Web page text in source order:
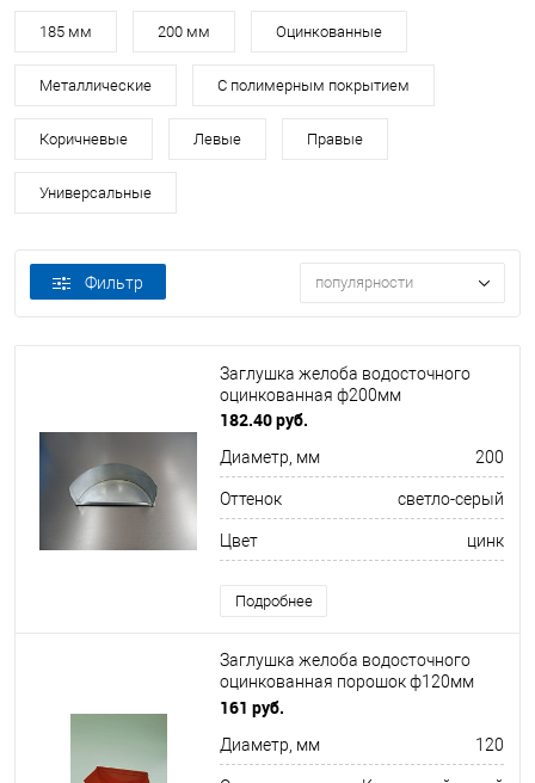
185 мм 200 мм Оцинкованные
Металлические С полимерным покрытием
Коричневые Левые Правые
Универсальные
Фильтр популярности
Заглушка желоба водосточного
оцинкованная ф200мм
182.40 руб.
Диаметр, мм 200
Оттенок светло-серый
Цвет цинк
Подробнее
Заглушка желоба водосточного
оцинкованная порошок ф120мм
RAL 7039
161 руб.
Диаметр, мм 120